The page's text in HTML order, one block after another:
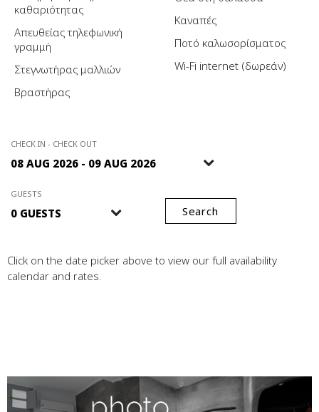
καθαριότητας
Απευθείας τηλεφωνική
γραμμή
Στεγνωτήρας μαλλιών
Βραστήρας
Καναπές
Ποτό καλωσορίσματος
Wi-Fi internet (δωρεάν)
CHECK IN - CHECK OUT
GUESTS
Search
Click on the date picker above to view our full availability
calendar and rates.